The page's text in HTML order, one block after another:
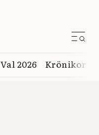
Val 2026 Krönikor